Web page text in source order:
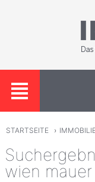
STARTSEITE ›
wien